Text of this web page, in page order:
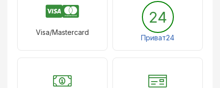
Visa/Mastercard
24
Приват24